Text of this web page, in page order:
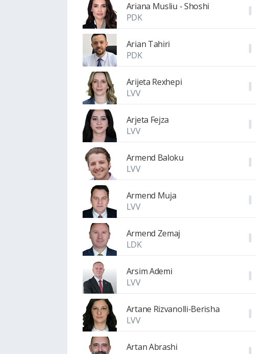
Ariana Musliu - Shoshi
PDK
Arian Tahiri
PDK
Arijeta Rexhepi
LVV
Arjeta Fejza
LVV
Armend Baloku
LVV
Armend Muja
LVV
Armend Zemaj
LDK
Arsim Ademi
LVV
Artane Rizvanolli-Berisha
LVV
Artan Abrashi